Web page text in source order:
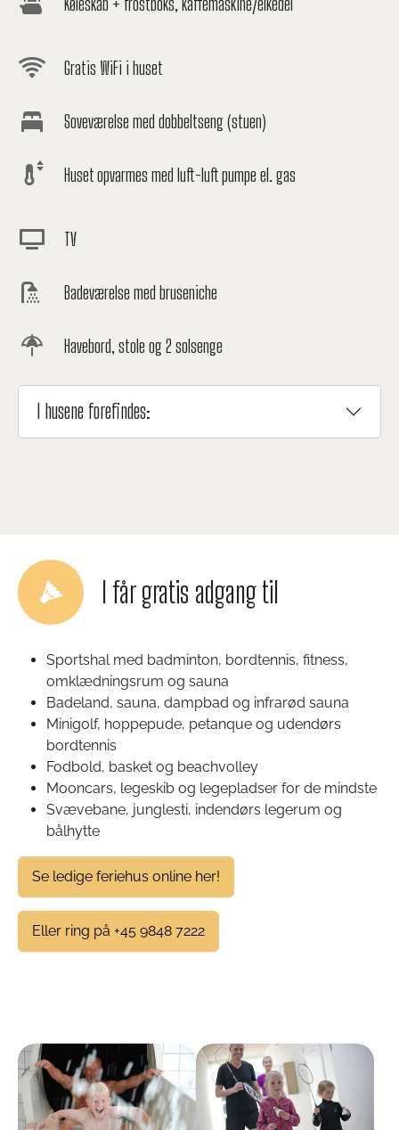
Gratis WiFi i huset
Soveværelse med dobbeltseng (stuen)
Huset opvarmes med luft-luft pumpe el. gas
TV
Badeværelse med bruseniche
Havebord, stole og 2 solsenge
I husene forefindes:
I får gratis adgang til
Sportshal med badminton, bordtennis, fitness,
omklædningsrum og sauna
Badeland, sauna, dampbad og infrarød sauna
Minigolf, hoppepude, petanque og udendørs
bordtennis
Fodbold, basket og beachvolley
Mooncars, legeskib og legepladser for de mindste
Svævebane, junglesti, indendørs legerum og
bålhytte
Se ledige feriehus online her!
Eller ring på +45 9848 7222
Show larger version Show larger version